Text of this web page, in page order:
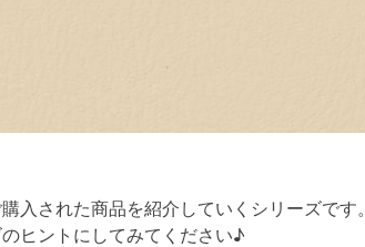
入された商品を紹介していくシリーズです。
ヒントにしてみてください♪